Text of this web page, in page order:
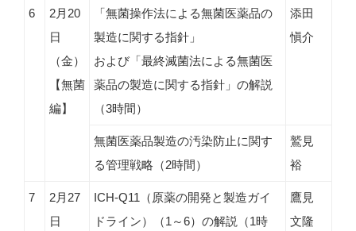
6
2月20
日
（金）
【無菌
編】
「無菌操作法による無菌医薬品の
製造に関する指針」
および「最終滅菌法による無菌医
薬品の製造に関する指針」の解説
（3時間）
添田
愼介
無菌医薬品製造の汚染防止に関す
る管理戦略（2時間）
鷲見
裕
7
2月27
日
ICH-Q11（原薬の開発と製造ガイ
ドライン）（1～6）の解説（1時
鷹見
文隆